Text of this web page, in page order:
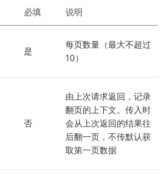
必填 说明
是
每页数量（最大不超过
10）
否
由上次请求返回，记录
翻页的上下文。传入时
会从上次返回的结果往
后翻一页，不传默认获
取第一页数据